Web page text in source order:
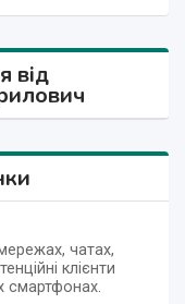
від
чатах,
клієнти
смартфонах.